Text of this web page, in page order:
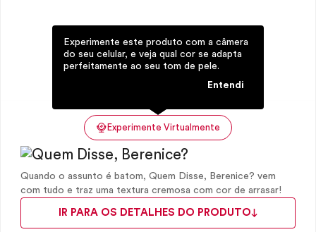
Experimente Virtualmente
Experimente este produto com a câmera
do seu celular, e veja qual cor se adapta
perfeitamente ao seu tom de pele.
Entendi
Quando o assunto é batom, Quem Disse, Berenice? vem
com tudo e traz uma textura cremosa com cor de arrasar!
IR PARA OS DETALHES DO PRODUTO